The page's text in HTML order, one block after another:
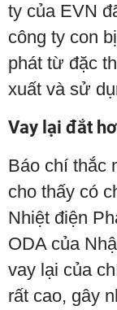
ty của EVN
công ty con
phát từ đặc
xuất và sử
Vay lại đắt
Báo chí thắc
cho thấy có
Nhiệt điện
ODA của
vay lại của
rất cao, gây